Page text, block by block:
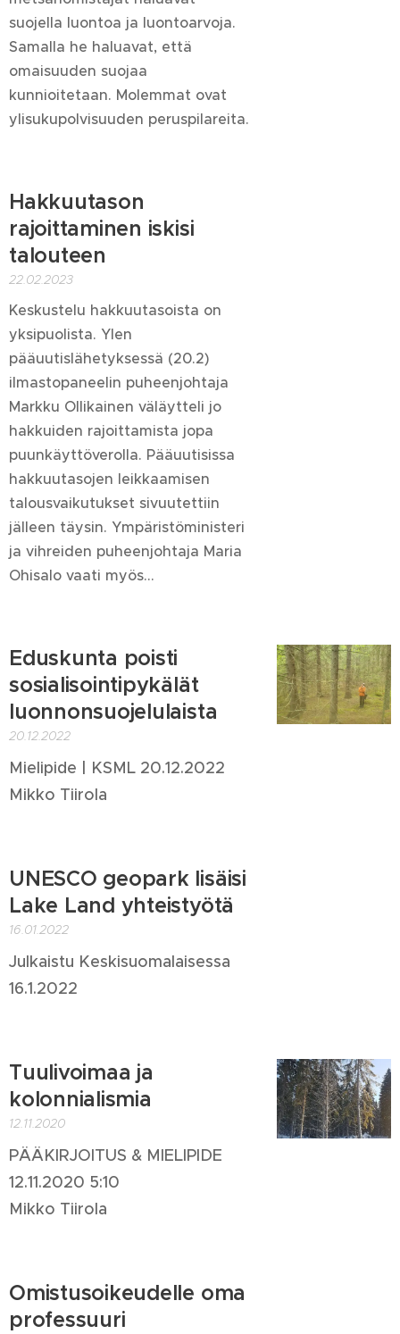
suojella luontoa ja luontoarvoja.
Samalla he haluavat, että
omaisuuden suojaa
kunnioitetaan. Molemmat ovat
ylisukupolvisuuden peruspilareita.
Hakkuutason
rajoittaminen iskisi
talouteen
22.02.2023
Keskustelu hakkuutasoista on
yksipuolista. Ylen
pääuutislähetyksessä (20.2)
ilmastopaneelin puheenjohtaja
Markku Ollikainen väläytteli jo
hakkuiden rajoittamista jopa
puunkäyttöverolla. Pääuutisissa
hakkuutasojen leikkaamisen
talousvaikutukset sivuutettiin
jälleen täysin. Ympäristöministeri
ja vihreiden puheenjohtaja Maria
Ohisalo vaati myös...
Eduskunta poisti
sosialisointipykälät
luonnonsuojelulaista
20.12.2022
Mielipide | KSML 20.12.2022
Mikko Tiirola
UNESCO geopark lisäisi
Lake Land yhteistyötä
16.01.2022
Julkaistu Keskisuomalaisessa
16.1.2022
Tuulivoimaa ja
kolonnialismia
12.11.2020
PÄÄKIRJOITUS & MIELIPIDE
12.11.2020 5:10
Mikko Tiirola
Omistusoikeudelle oma
professuuri